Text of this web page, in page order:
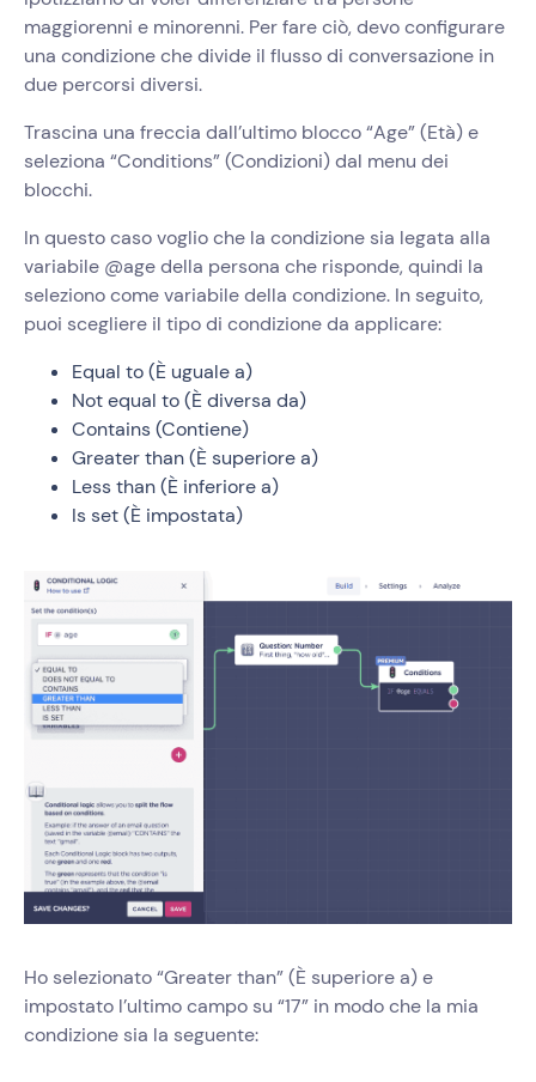
maggiorenni e minorenni. Per fare ciò, devo configurare
una condizione che divide il flusso di conversazione in
due percorsi diversi.
Trascina una freccia dall’ultimo blocco “Age” (Età) e
seleziona “Conditions” (Condizioni) dal menu dei
blocchi.
In questo caso voglio che la condizione sia legata alla
variabile @age della persona che risponde, quindi la
seleziono come variabile della condizione. In seguito,
puoi scegliere il tipo di condizione da applicare:
Equal to (È uguale a)
Not equal to (È diversa da)
Contains (Contiene)
Greater than (È superiore a)
Less than (È inferiore a)
Is set (È impostata)
Ho selezionato “Greater than” (È superiore a) e
impostato l’ultimo campo su “17” in modo che la mia
condizione sia la seguente: